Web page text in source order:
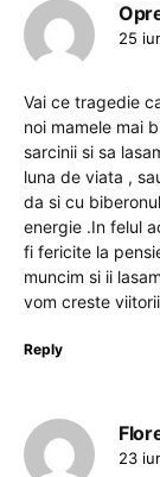
25
Vai ce tragedie
noi mamele mai
sarcinii si sa
luna de viata ,
da si cu
energie .In felul
fi fericite la
muncim si ii
vom creste
Reply
23